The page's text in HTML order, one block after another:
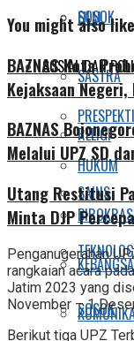
SOSOK
SOSIAL DAN
HUKUM
FILM
SASTRA
RELIGI
SAINS
SOSOK
You might also like
BAZNAS Kota
Kejaksaan
BAZNAS
Melalui UPZ SD
Utang Restitusi
Minta DJP
Penganugerahan
rangkaian acara
Jatim 2023 yang
November – 1
Berikut tiga UPZ